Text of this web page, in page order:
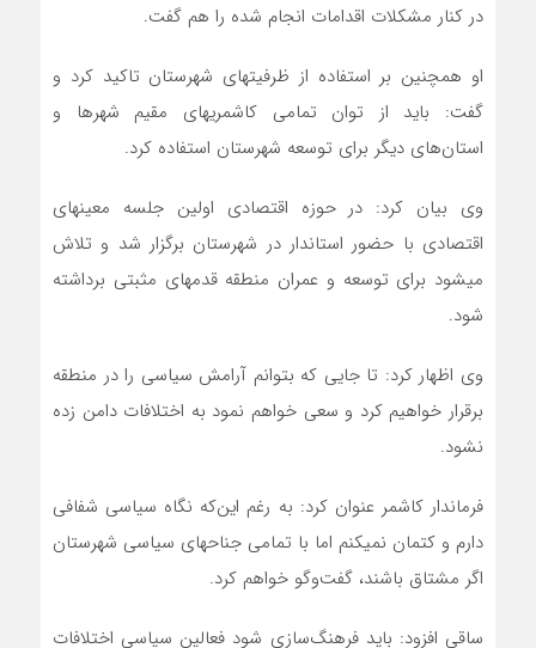
در کنار مشکلات اقدامات انجام شده را هم گفت.
او همچنین بر استفاده از ظرفیت‎های شهرستان تاکید کرد و
گفت: باید از توان تمامی کاشمری‎های مقیم شهرها و
استان‌های دیگر برای توسعه شهرستان استفاده کرد.
وی بیان کرد: در حوزه اقتصادی اولین جلسه معین‎های
اقتصادی با حضور استاندار در شهرستان برگزار شد و تلاش
می‎شود برای توسعه و عمران منطقه قدم‎های مثبتی برداشته
شود.
وی اظهار کرد: تا جایی که بتوانم آرامش سیاسی را در منطقه
برقرار خواهیم کرد و سعی خواهم نمود به اختلافات دامن زده
نشود.
فرماندار کاشمر عنوان کرد: به رغم این‌که نگاه سیاسی شفافی
دارم و کتمان نمی‎کنم اما با تمامی جناح‎های سیاسی شهرستان
اگر مشتاق باشند، گفت‌وگو خواهم کرد.
ساقی افزود: باید فرهنگ‌سازی شود فعالین سیاسی اختلافات